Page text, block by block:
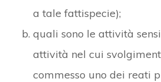
a tale fattispecie);
quali sono le attività
attività nel cui
commesso uno dei reati